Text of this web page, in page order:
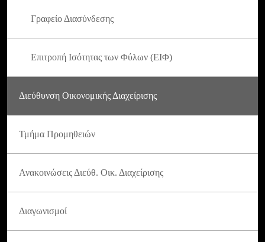
Γραφείο Διασύνδεσης
Επιτροπή Ισότητας των Φύλων (ΕΙΦ)
Διεύθυνση Οικονομικής Διαχείρισης
Τμήμα Προμηθειών
Ανακοινώσεις Διεύθ. Οικ. Διαχείρισης
Διαγωνισμοί